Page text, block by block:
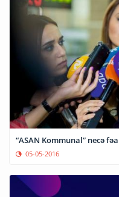
“ASAN Kommunal” necə
05-05-2016